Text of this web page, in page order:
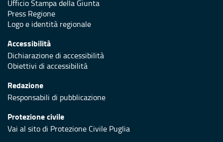
Ufficio Stampa della Giunta
Press Regione
Logo e identità regionale
Accessibilità
Dichiarazione di accessibilità
Obiettivi di accessibilità
Redazione
Responsabili di pubblicazione
Protezione civile
Vai al sito di Protezione Civile Puglia